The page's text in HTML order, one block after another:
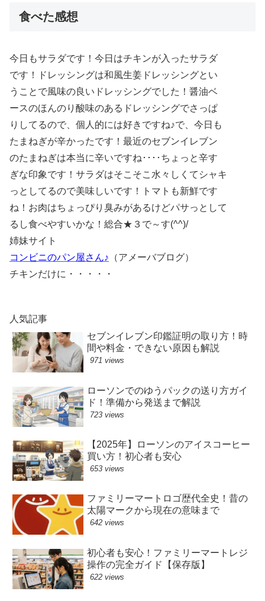
食べた感想
今日もサラダです！今日はチキンが入ったサラダ
です！ドレッシングは和風生姜ドレッシングとい
うことで風味の良いドレッシングでした！醤油ベ
ースのほんのり酸味のあるドレッシングでさっぱ
りしてるので、個人的には好きですね♪で、今日も
たまねぎが辛かったです！最近のセブンイレブン
のたまねぎは本当に辛いですね････ちょっと辛す
ぎな印象です！サラダはそこそこ水々しくてシャキ
っとしてるので美味しいです！トマトも新鮮です
ね！お肉はちょっぴり臭みがあるけどパサっとして
るし食べやすいかな！総合★３で～す(^^)/
姉妹サイト
コンビニのパン屋さん♪ （アメーバブログ）
チキンだけに・・・・・
人気記事
セブンイレブン印鑑証明の取り方！時
間や料金・できない原因も解説
971 views
ローソンでのゆうパックの送り方ガイ
ド！準備から発送まで解説
723 views
【2025年】ローソンのアイスコーヒー
買い方！初心者も安心
653 views
ファミリーマートロゴ歴代全史！昔の
太陽マークから現在の意味まで
642 views
初心者も安心！ファミリーマートレジ
操作の完全ガイド【保存版】
622 views